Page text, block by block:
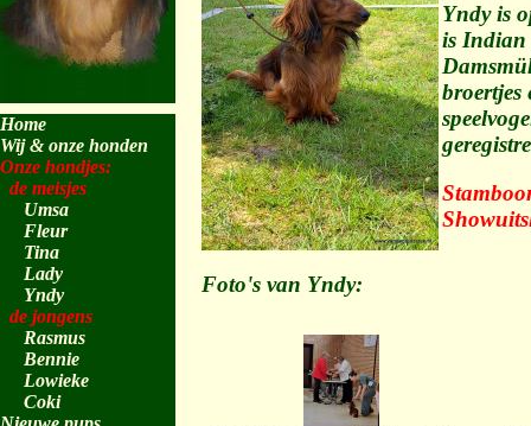
Home
Wij & onze honden
Onze hondjes:
de meisjes
Umsa
Fleur
Tina
Lady
Yndy
de jongens
Rasmus
Bennie
Lowieke
Coki
Yndy is
is Indian
broertjes
Foto's van Yndy: